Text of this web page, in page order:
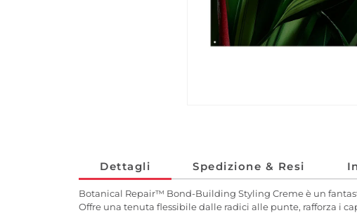
Dettagli Spedizione & Resi
Botanical Repair™ Bond-Building Styling Creme è un
Offre una tenuta flessibile dalle radici alle punte, rafforza i